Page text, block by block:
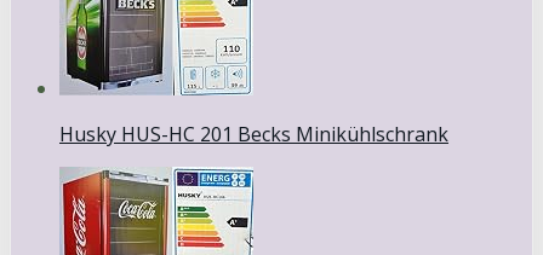
Husky HUS-HC 201 Becks Minikühlschrank